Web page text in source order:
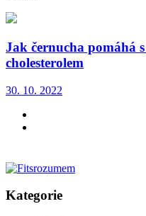
Jak černucha pomáhá
cholesterolem
30. 10. 2022
Kategorie